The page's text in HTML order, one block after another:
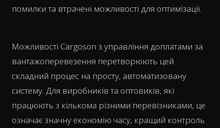
помилки та втрачені можливості для оптимізації.
Можливості Cargoson з управління доплатами за
вантажоперевезення перетворюють цей
складний процес на просту, автоматизовану
систему. Для виробників та оптовиків, які
працюють з кількома різними перевізниками, це
означає значну економію часу, кращий контроль